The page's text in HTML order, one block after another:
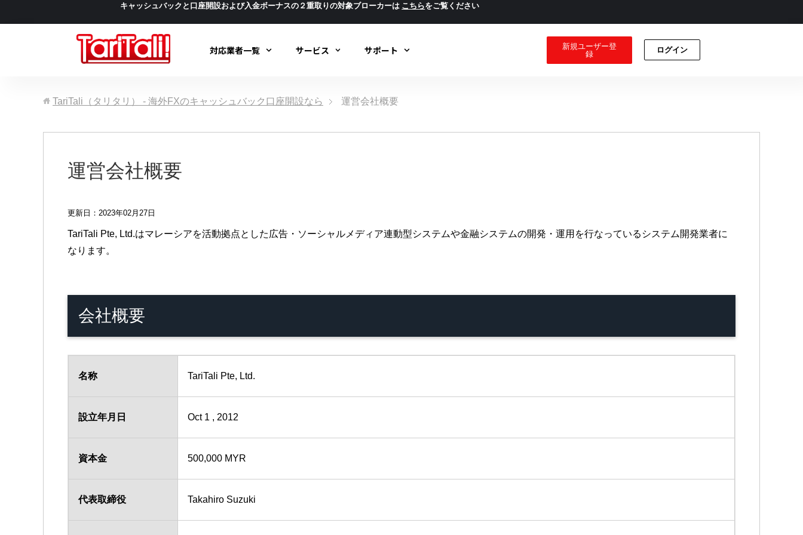
キャッシュバックと口座開設および入金ボーナスの２重取りの対象ブローカーは こちらをご覧ください
対応業者一覧 サービス サポート
新規ユーザー登
録
ログイン
TariTali（タリタリ） - 海外FXのキャッシュバック口座開設なら 運営会社概要
運営会社概要
更新日：2023年02月27日
TariTali Pte, Ltd.はマレーシアを活動拠点とした広告・ソーシャルメディア連動型システムや金融システムの開発・運用を行なっているシステム開発業者に
なります。
会社概要
名称 TariTali Pte, Ltd.
設立年月日 Oct 1 , 2012
資本金 500,000 MYR
代表取締役 Takahiro Suzuki